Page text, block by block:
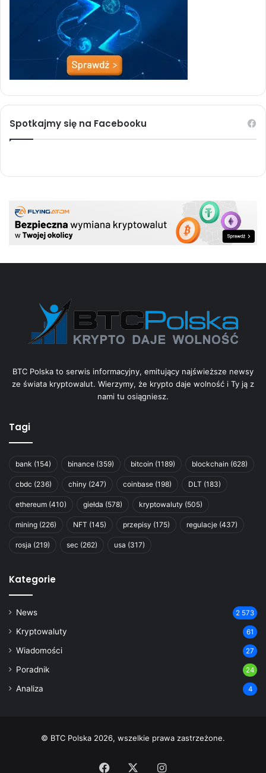
Spotkajmy się na Facebooku
BTC Polska to serwis informacyjny, emitujący najświeższe newsy
ze świata kryptowalut. Wierzymy, że krypto daje wolność i Ty ją z
nami tu osiągniesz.
Tagi
bank (154) binance (359) bitcoin (1189) blockchain (628)
cbdc (236) chiny (247) coinbase (198) DLT (183)
ethereum (410) giełda (578) kryptowaluty (505)
mining (226) NFT (145) przepisy (175) regulacje (437)
rosja (219) sec (262) usa (317)
Kategorie
News 2 573
Kryptowaluty 61
Wiadomości 27
Poradnik 24
Analiza 4
© BTC Polska 2026, wszelkie prawa zastrzeżone.
Facebook Instagram